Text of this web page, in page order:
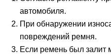
автомобиля.
При обнаружении
повреждений ремня.
Если ремень был залит